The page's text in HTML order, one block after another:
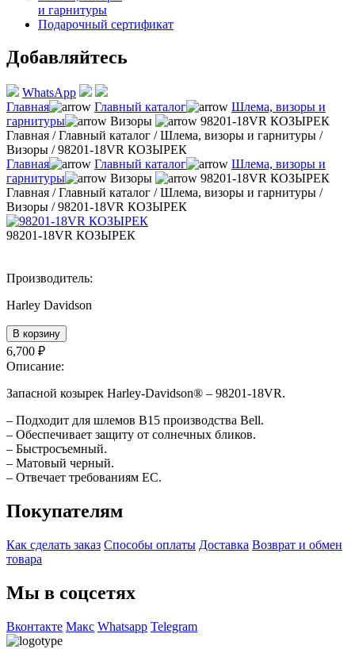
и гарнитуры
Подарочный сертификат
Добавляйтесь
WhatsApp
Главная
Главный каталог
Шлема, визоры и
гарнитуры
Визоры
98201-18VR КОЗЫРЕК
Главная /Главный каталог /Шлема, визоры и гарнитуры /
Визоры /98201-18VR КОЗЫРЕК
Главная
Главный каталог
Шлема, визоры и
гарнитуры
Визоры
98201-18VR КОЗЫРЕК
Главная /Главный каталог /Шлема, визоры и гарнитуры /
Визоры /98201-18VR КОЗЫРЕК
98201-18VR КОЗЫРЕК
Производитель:
Harley Davidson
В корзину
6,700 ₽
Описание:
Запасной козырек Harley-Davidson® – 98201-18VR.
– Подходит для шлемов B15 производства Bell.
– Обеспечивает защиту от солнечных бликов.
– Быстросъемный.
– Матовый черный.
– Отвечает требованиям EC.
Покупателям
Как сделать заказ Способы оплаты Доставка Возврат и обмен
товара
Мы в соцсетях
Вконтакте Макс Whatsapp Telegram